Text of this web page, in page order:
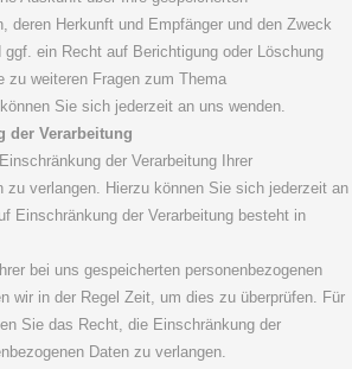
deren Herkunft und Empfänger und den Zweck
ggf. ein Recht auf Berichtigung oder Löschung
zu weiteren Fragen zum Thema
Sie sich jederzeit an uns wenden.
der Verarbeitung
der Verarbeitung Ihrer
zu verlangen. Hierzu können Sie sich jederzeit an
Einschränkung der Verarbeitung besteht in
bei uns gespeicherten personenbezogenen
wir in der Regel Zeit, um dies zu überprüfen. Für
Sie das Recht, die Einschränkung der
Daten zu verlangen.